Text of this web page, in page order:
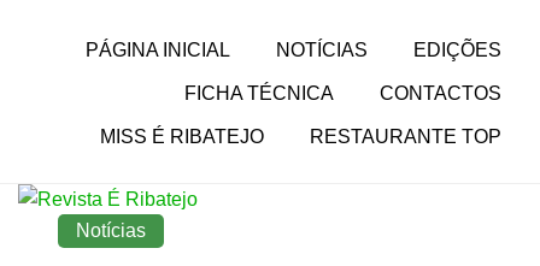
É RIBATEJO – REVISTA
SOCIAL ONLINE
Revista Social Online
PÁGINA INICIAL NOTÍCIAS EDIÇÕES
FICHA TÉCNICA CONTACTOS
MISS É RIBATEJO RESTAURANTE TOP
Notícias